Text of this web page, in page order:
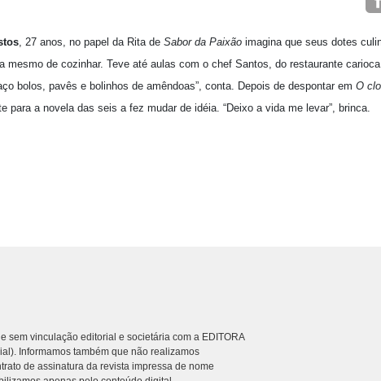
, 27 anos, no papel da Rita deSabor da Paixão imagina que seus dotes
mesmo de cozinhar. Teve até aulas com o chef Santos, do restaurante
bolos, pavês e bolinhos de amêndoas”, conta. Depois de despontar emO
para a novela das seis a fez mudar de idéia. “Deixo a vida me levar”, brinca.
sem vinculação editorial e societária com a EDITORA
Informamos também que não realizamos
de assinatura da revista impressa de nome